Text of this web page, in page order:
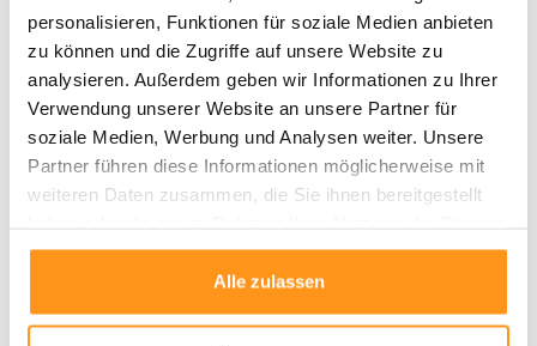
personalisieren, Funktionen für soziale Medien anbieten
zu können und die Zugriffe auf unsere Website zu
analysieren. Außerdem geben wir Informationen zu Ihrer
Verwendung unserer Website an unsere Partner für
soziale Medien, Werbung und Analysen weiter. Unsere
Partner führen diese Informationen möglicherweise mit
weiteren Daten zusammen, die Sie ihnen bereitgestellt
gesammelt haben.
Alle zulassen
RABATT 25% RABATT 43%